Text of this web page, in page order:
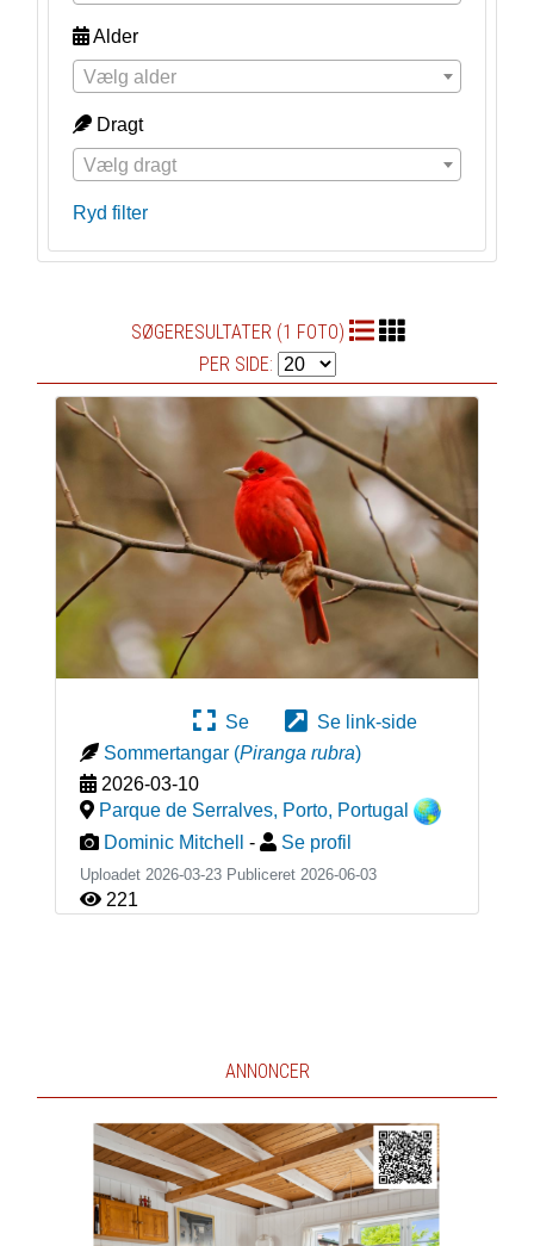
Alder
Vælg alder
Dragt
Vælg dragt
Ryd filter
SØGERESULTATER (1 FOTO)
PER SIDE:
Se
Se link-side
Sommertangar (Piranga rubra)
2026-03-10
Parque de Serralves, Porto, Portugal
Dominic Mitchell
- Se profil
Uploadet 2026-03-23 Publiceret 2026-06-03
221
ANNONCER